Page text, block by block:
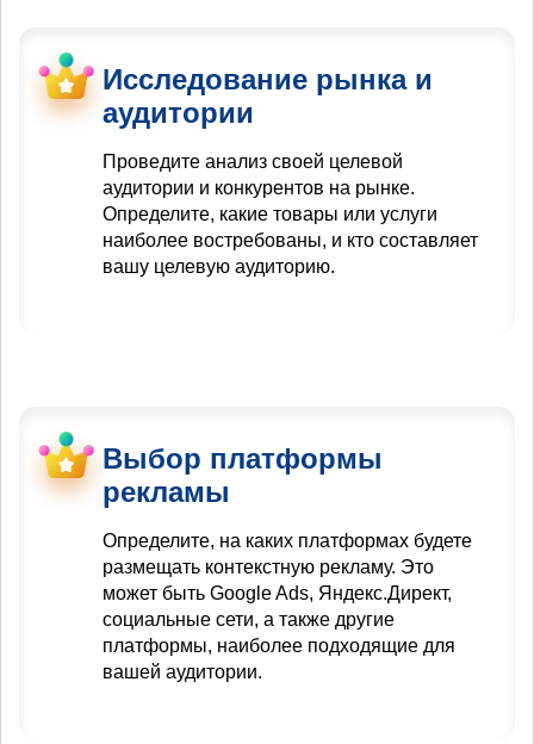
Исследование рынка и
аудитории
Проведите анализ своей целевой
аудитории и конкурентов на рынке.
Определите, какие товары или услуги
наиболее востребованы, и кто составляет
вашу целевую аудиторию.
Выбор платформы
рекламы
Определите, на каких платформах будете
размещать контекстную рекламу. Это
может быть Google Ads, Яндекс.Директ,
социальные сети, а также другие
платформы, наиболее подходящие для
вашей аудитории.